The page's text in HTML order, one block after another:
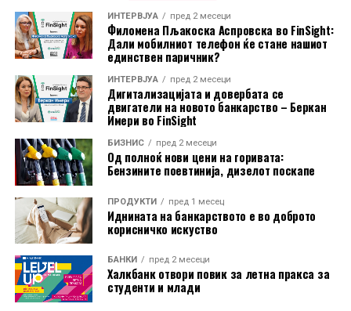
Во пакетот е вклучена и асистенција на пат за Европа
преку Халк Осигурување.
ИНТЕРВЈУА пред 2 месеци
Филомена Пљакоска Аспровска во FinSight:
Дали мобилниот телефон ќе стане нашиот
единствен паричник?
ИНТЕРВЈУА пред 2 месеци
Дигитализацијата и довербата се
двигатели на новото банкарство – Беркан
Имери во FinSight
БИЗНИС пред 2 месеци
Од полноќ нови цени на горивата:
Бензините поевтинија, дизелот поскапе
ПРОДУКТИ пред 1 месец
Иднината на банкарството е во доброто
корисничко искуство
БАНКИ пред 2 месеци
Халкбанк отвори повик за летна пракса за
студенти и млади